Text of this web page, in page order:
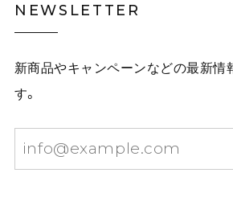
NEWSLETTER
新商品やキャンペーンなどの最新情
す。